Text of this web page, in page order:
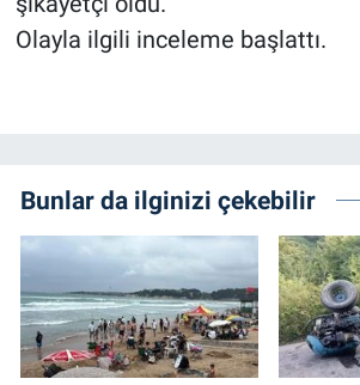
Olayla ilgili inceleme başlattı.
Bunlar da ilginizi çekebilir